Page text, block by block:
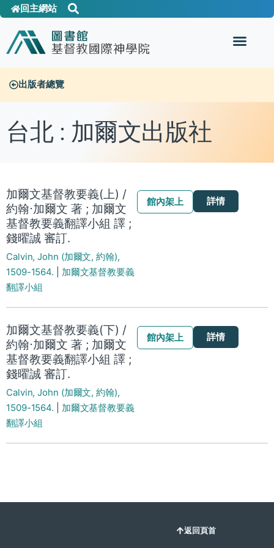
回主網站
出版者總覽
台北 : 加爾文出版社
加爾文基督教要義(上) /
約翰⋅加爾文 著 ; 加爾文
基督教要義翻譯小組 譯 ;
錢曜誠 審訂.
Calvin, John (加爾文, 約翰),
1509-1564.
加爾文基督教要義
翻譯小組
館內架上 詳情
加爾文基督教要義(下) /
約翰⋅加爾文 著 ; 加爾文
基督教要義翻譯小組 譯 ;
錢曜誠 審訂.
Calvin, John (加爾文, 約翰),
1509-1564.
加爾文基督教要義
翻譯小組
館內架上 詳情
返回頁首